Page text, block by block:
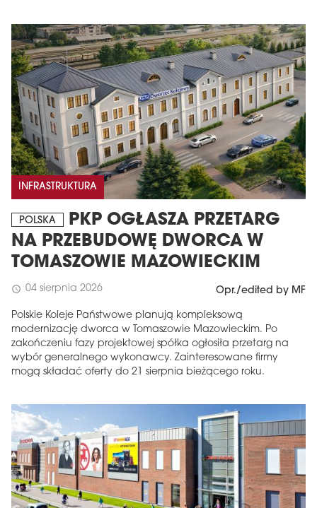
INFRASTRUKTURA
POLSKA
PKP OGŁASZA PRZETARG
NA PRZEBUDOWĘ DWORCA W
TOMASZOWIE MAZOWIECKIM
schedule 04 sierpnia 2026 Opr./edited by MF
Polskie Koleje Państwowe planują kompleksową
modernizację dworca w Tomaszowie Mazowieckim. Po
zakończeniu fazy projektowej spółka ogłosiła przetarg na
wybór generalnego wykonawcy. Zainteresowane firmy
mogą składać oferty do 21 sierpnia bieżącego roku.